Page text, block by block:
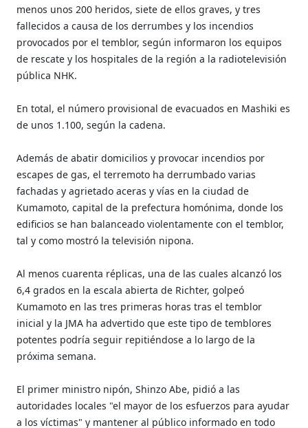
menos unos 200 heridos, siete de ellos graves, y tres
fallecidos a causa de los derrumbes y los incendios
provocados por el temblor, según informaron los equipos
de rescate y los hospitales de la región a la radiotelevisión
pública NHK.
En total, el número provisional de evacuados en Mashiki es
de unos 1.100, según la cadena.
Además de abatir domicilios y provocar incendios por
escapes de gas, el terremoto ha derrumbado varias
fachadas y agrietado aceras y vías en la ciudad de
Kumamoto, capital de la prefectura homónima, donde los
edificios se han balanceado violentamente con el temblor,
tal y como mostró la televisión nipona.
Al menos cuarenta réplicas, una de las cuales alcanzó los
6,4 grados en la escala abierta de Richter, golpeó
Kumamoto en las tres primeras horas tras el temblor
inicial y la JMA ha advertido que este tipo de temblores
potentes podría seguir repitiéndose a lo largo de la
próxima semana.
El primer ministro nipón, Shinzo Abe, pidió a las
autoridades locales "el mayor de los esfuerzos para ayudar
a los víctimas" y mantener al público informado en todo